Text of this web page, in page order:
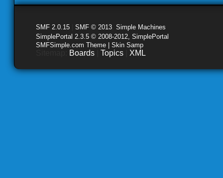
SMF 2.0.15 SMF © 2013 Simple Machines
SimplePortal 2.3.5 © 2008-2012, SimplePortal
SMFSimple.com Theme | Skin Samp
Boards Topics XML